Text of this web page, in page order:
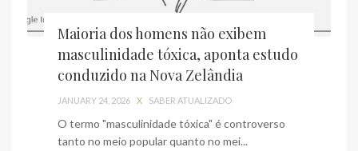
Maioria dos homens não exibem
masculinidade tóxica, aponta estudo
conduzido na Nova Zelândia
JANUARY 24, 2026 X SABER ATUALIZADO
O termo "masculinidade tóxica" é controverso
tanto no meio popular quanto no mei...